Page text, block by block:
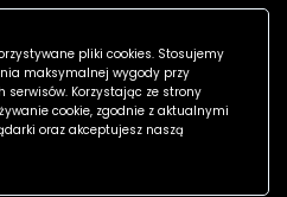
pliki cookies. Stosujemy
maksymalnej wygody przy
serwisów. Korzystając ze strony
cookie, zgodnie z aktualnymi
oraz akceptujesz naszą